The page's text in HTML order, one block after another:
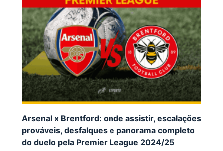
Arsenal x Brentford: onde assistir, escalações
prováveis, desfalques e panorama completo
do duelo pela Premier League 2024/25